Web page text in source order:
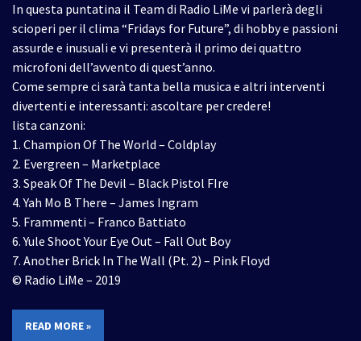
In questa puntatina il Team di Radio LiMe vi parlerà degli
scioperi per il clima “Fridays for Future”, di hobby e passioni
assurde e inusuali e vi presenterà il primo dei quattro
microfoni dell’avvento di quest’anno.
Come sempre ci sarà tanta bella musica e altri interventi
divertenti e interessanti: ascoltare per credere!
lista canzoni:
1. Champion Of The World – Coldplay
2. Evergreen – Marketplace
3. Speak Of The Devil – Black Pistol FIre
4. Yah Mo B There – James Ingram
5. Frammenti – Franco Battiato
6. Yule Shoot Your Eye Out – Fall Out Boy
7. Another Brick In The Wall (Pt. 2) – Pink Floyd
© Radio LiMe – 2019
READ MORE »